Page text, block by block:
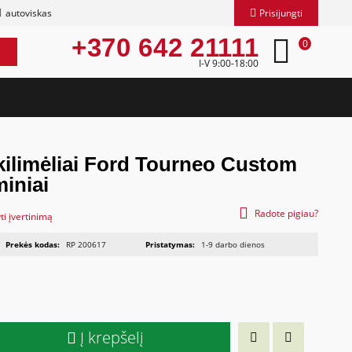
autoviskas Prisijungti
+370 642 21111
I-V 9:00-18:00
0
Ford Tourneo Custom
įvertinimą Radote pigiau?
Prekės kodas: RP 200617 Pristatymas: 1-9 darbo dienos
Į krepšelį